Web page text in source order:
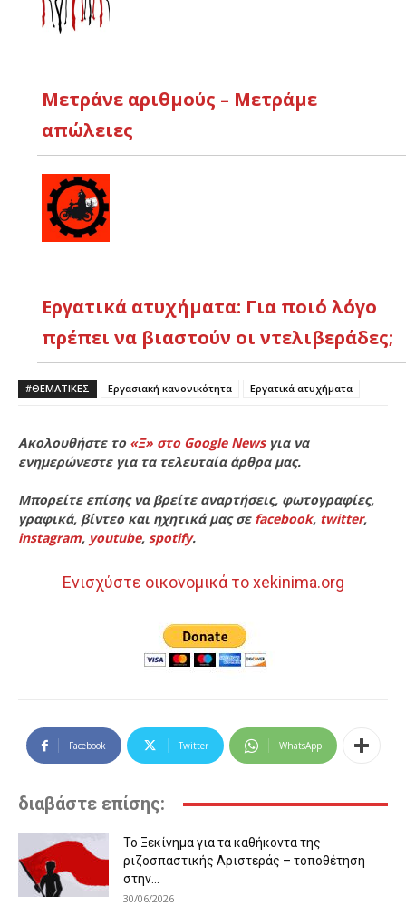
Μετράνε αριθμούς – Μετράμε
απώλειες
Εργατικά ατυχήματα: Για ποιό λόγο
πρέπει να βιαστούν οι ντελιβεράδες;
#ΘΕΜΑΤΙΚΈΣ Εργασιακή κανονικότητα Εργατικά ατυχήματα
Ακολουθήστε το «Ξ» στο Google Newsγια να
ενημερώνεστε για τα τελευταία άρθρα μας.
Μπορείτε επίσης να βρείτε αναρτήσεις, φωτογραφίες,
γραφικά, βίντεο και ηχητικά μας σε facebook, twitter,
instagram, youtube, spotify.
Ενισχύστε οικονομικά το xekinima.org
Facebook Twitter WhatsApp
διαβάστε επίσης:
Το Ξεκίνημα για τα καθήκοντα της
ριζοσπαστικής Αριστεράς – τοποθέτηση
στην...
30/06/2026